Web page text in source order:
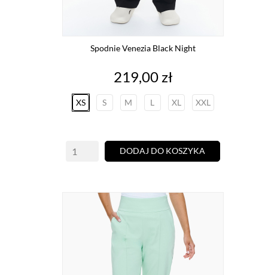
Spodnie Venezia Black Night
Cena
219,00 zł
XS S M L XL XXL
DODAJ DO KOSZYKA